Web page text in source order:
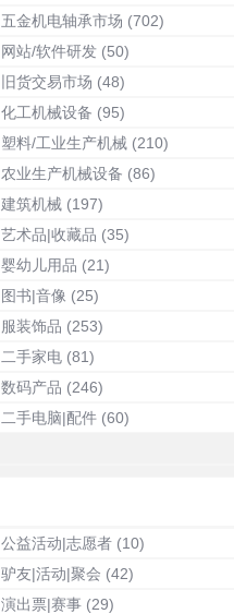
五金机电轴承市场 (702)
网站/软件研发 (50)
旧货交易市场 (48)
化工机械设备 (95)
塑料/工业生产机械 (210)
农业生产机械设备 (86)
建筑机械 (197)
艺术品|收藏品 (35)
婴幼儿用品 (21)
图书|音像 (25)
服装饰品 (253)
二手家电 (81)
数码产品 (246)
二手电脑|配件 (60)
公益活动|志愿者 (10)
驴友|活动|聚会 (42)
演出票|赛事 (29)